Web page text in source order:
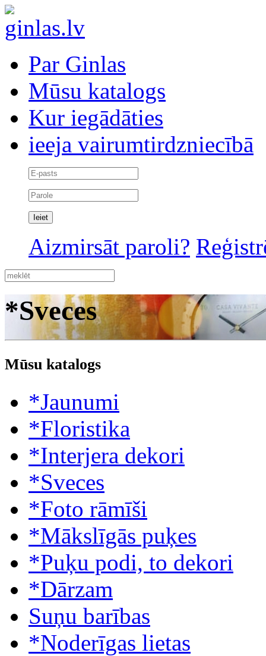
Par Ginlas
Mūsu katalogs
Kur iegādāties
ieeja vairumtirdzniecībā
Aizmirsāt paroli?
*Sveces
Mūsu katalogs
*Jaunumi
*Floristika
*Interjera dekori
*Sveces
*Foto rāmīši
*Mākslīgās puķes
*Puķu podi, to dekori
*Dārzam
Suņu barības
*Noderīgas lietas